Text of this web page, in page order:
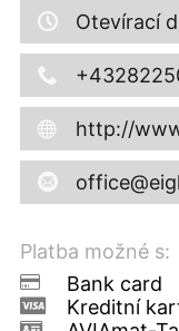
Otevírací
http://
Platba možné s:
Bank card
Kreditní